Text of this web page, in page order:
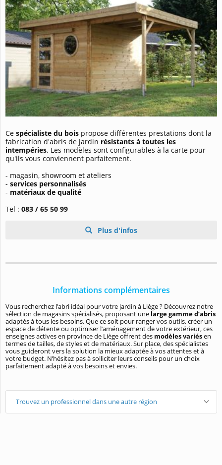
Ce spécialiste du bois propose différentes prestations dont la
fabrication d'abris de jardin résistants à toutes les
intempéries. Les modèles sont configurables à la carte pour
qu'ils vous conviennent parfaitement.
- magasin, showroom et ateliers
- services personnalisés
- matériaux de qualité
Tel : 083 / 65 50 99
Plus d'infos
Informations complémentaires
Vous recherchez l’abri idéal pour votre jardin à Liège ? Découvrez notre
sélection de magasins spécialisés, proposant une large gamme d’abris
adaptés à tous les besoins. Que ce soit pour ranger vos outils, créer un
espace de détente ou optimiser l’aménagement de votre extérieur, ces
enseignes actives en province de Liège offrent des modèles variésen
termes de tailles, de styles et de matériaux. Sur place, des spécialistes
vous guideront vers la solution la mieux adaptée à vos attentes et à
votre budget. N’hésitez pas à solliciter leurs conseils pour un choix
parfaitement adapté à vos besoins et envies.
Trouvez un professionnel dans une autre région